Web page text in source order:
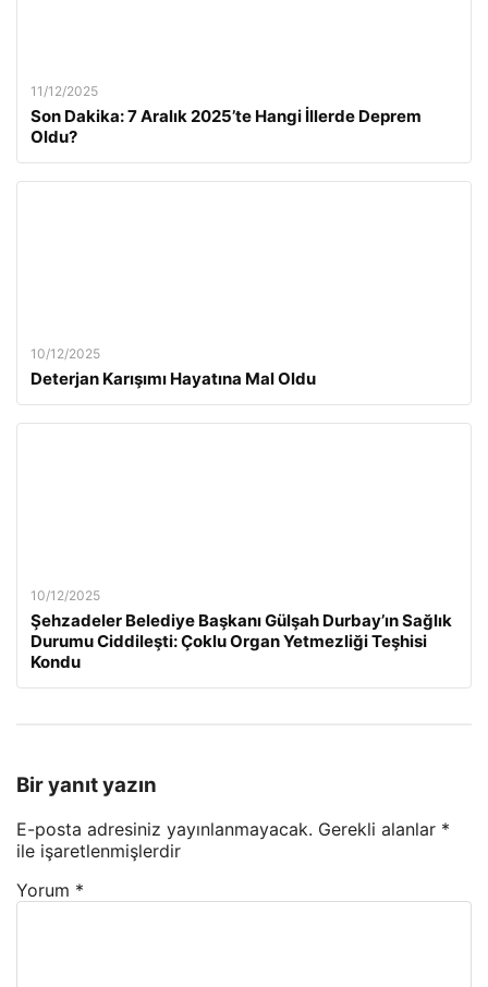
11/12/2025
Son Dakika: 7 Aralık 2025’te Hangi İllerde Deprem
Oldu?
10/12/2025
Deterjan Karışımı Hayatına Mal Oldu
10/12/2025
Şehzadeler Belediye Başkanı Gülşah Durbay’ın Sağlık
Durumu Ciddileşti: Çoklu Organ Yetmezliği Teşhisi
Kondu
Bir yanıt yazın
E-posta adresiniz yayınlanmayacak. Gerekli alanlar *
ile işaretlenmişlerdir
Yorum *